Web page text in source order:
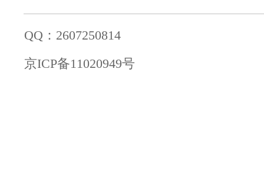
QQ：2607250814
京ICP备11020949号